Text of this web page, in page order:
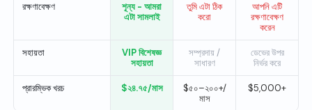
রক্ষণাবেক্ষণ
শূন্য - আমরা
এটা সামলাই
তুমি এটা ঠিক
করো
আপনি এটি
রক্ষণাবেক্ষণ
করেন
সহায়তা
VIP বিশেষজ্ঞ
সহায়তা
সম্প্রদায় /
সাধারণ
ডেভের উপর
নির্ভর করে
প্রারম্ভিক খরচ $২৪.৭৫/মাস
$৫০–২০০+/
মাস
$5,000+